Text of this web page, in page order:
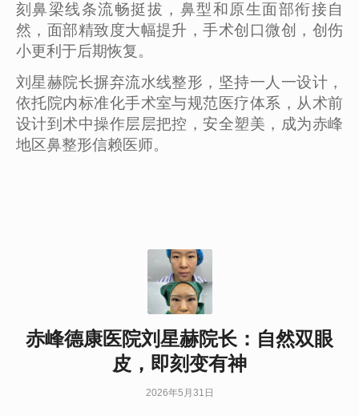
刻鼻梁线条流畅挺拔，鼻型和原生面部衔接自
然，面部精致度大幅提升，手术创口微创，创伤
小更利于后期恢复。
刘星赫院长摒弃流水线整形，坚持一人一设计，
依托院内标准化手术室与规范医疗体系，从术前
设计到术中操作层层把控，安全塑美，成为赤峰
地区鼻整形信赖医师。
赤峰德康医院刘星赫院长：自然双眼
皮，即刻变有神
2026年5月31日